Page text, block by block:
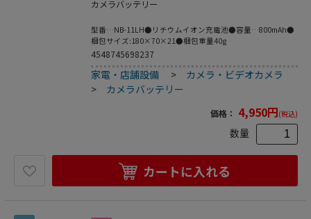
カメラバッテリー
型番…NB-11LH●リチウムイオン充電池●容量…800mAh●
梱包サイズ:180×70×21●梱包重量40g
4548745698237
家電・店舗設備 > カメラ・ビデオカメラ
> カメラバッテリー
価格： 4,950円(税込)
数量
カートに入れる